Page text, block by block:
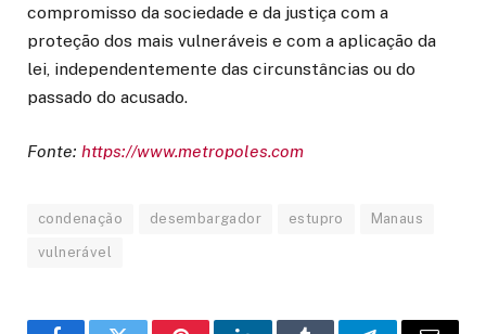
compromisso da sociedade e da justiça com a
proteção dos mais vulneráveis e com a aplicação da
lei, independentemente das circunstâncias ou do
passado do acusado.
Fonte: https://www.metropoles.com
condenação desembargador estupro Manaus
vulnerável